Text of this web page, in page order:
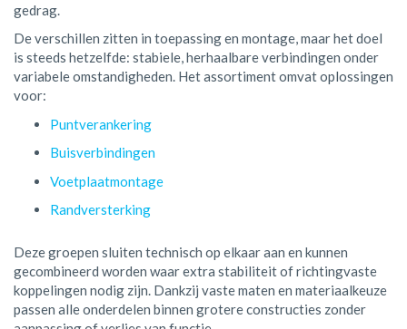
gedrag.
De verschillen zitten in toepassing en montage, maar het doel
is steeds hetzelfde: stabiele, herhaalbare verbindingen onder
variabele omstandigheden. Het assortiment omvat oplossingen
voor:
Puntverankering
Buisverbindingen
Voetplaatmontage
Randversterking
Deze groepen sluiten technisch op elkaar aan en kunnen
gecombineerd worden waar extra stabiliteit of richtingvaste
koppelingen nodig zijn. Dankzij vaste maten en materiaalkeuze
passen alle onderdelen binnen grotere constructies zonder